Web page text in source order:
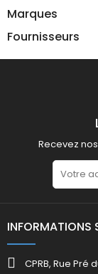
Marques
Fournisseurs
Recevez
INFORMATIONS
CPRB, Rue Pré